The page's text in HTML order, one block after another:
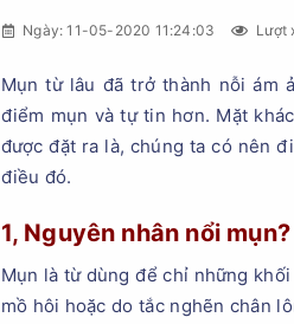
Ngày: 11-05-2020 11:24:03 Lượt
Mụn từ lâu đã trở thành nỗi ám
điểm mụn và tự tin hơn. Mặt
được đặt ra là, chúng ta có nên
điều đó.
1, Nguyên nhân nổi mụn?
Mụn là từ dùng để chỉ những
mồ hôi hoặc do tắc nghẽn chân